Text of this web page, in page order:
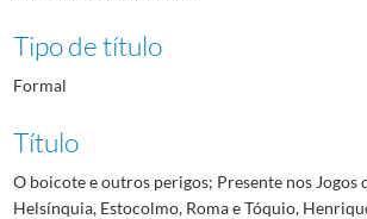
Tipo de título
Formal
Título
O boicote e outros perigos; Presente nos Jogos
Helsínquia, Estocolmo, Roma e Tóquio,